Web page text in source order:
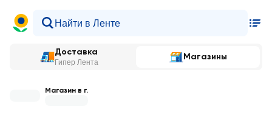
Доставка
Гипер Лента
Магазины
Магазин в г.